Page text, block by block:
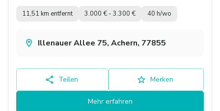
11,51 km entfernt 3.000 € - 3.300 € 40 h/wo
Illenauer Allee 75, Achern, 77855
Teilen Merken
Mehr erfahren